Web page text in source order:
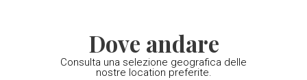
Dove andare
Consulta una selezione geografica delle
nostre location preferite.